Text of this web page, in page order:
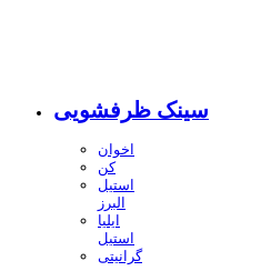
سینک ظرفشویی
اخوان
کن
استیل
البرز
ایلیا
استیل
گرانیتی